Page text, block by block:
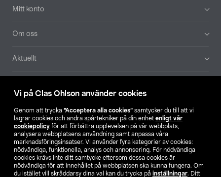
Vi på Clas Ohlson använder cookies
Genom att trycka ”Acceptera alla cookies” samtycker du till att vi
lagrar cookies och andra spårtekniker på din enhet enligt vår
cookiepolicy för att förbättra upplevelsen på vår webbplats,
analysera webbplatsens användning samt anpassa våra
marknadsföringsinsatser. Vi använder fyra kategorier av cookies:
nödvändiga, funktionella, analys och annonsering. För nödvändiga
cookies krävs inte ditt samtycke eftersom dessa cookies är
nödvändiga för att innehållet på webbplatsen ska kunna fungera. Om
du istället vill skräddarsy dina val kan du trycka på inställningar. Ditt
Mitt konto
Om oss
Aktuellt
Hitta butik
SE NO FI